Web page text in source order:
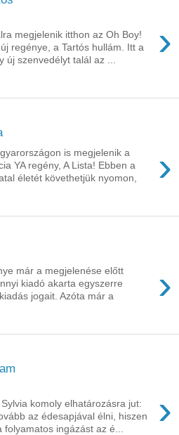
›
megjelenik itthon az Oh Boy!
regénye, a Tartós hullám. Itt a
új szenvedélyt talál az ...
›
is megjelenik a
YA regény, A Lista! Ebben a
életét követhetjük nyomon,
›
már a megjelenése előtt
kiadó akarta egyszerre
jogait. Azóta már a
›
komoly elhatározásra jut:
az édesapjával élni, hiszen
ingázást az é...